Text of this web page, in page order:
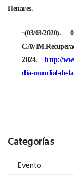
Henares.
·(03/03/
2024.http://
dia-mundial-de-
Categorías
Evento